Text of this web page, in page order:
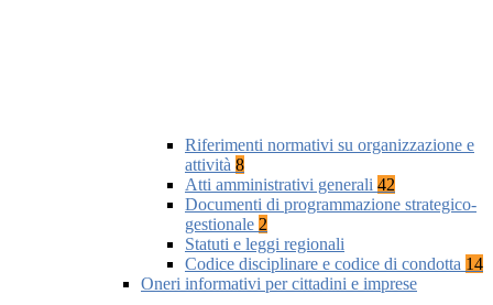
Riferimenti normativi su organizzazione e
attività 8
Atti amministrativi generali 42
Documenti di programmazione strategico-
gestionale 2
Statuti e leggi regionali
Codice disciplinare e codice di condotta 14
Oneri informativi per cittadini e imprese